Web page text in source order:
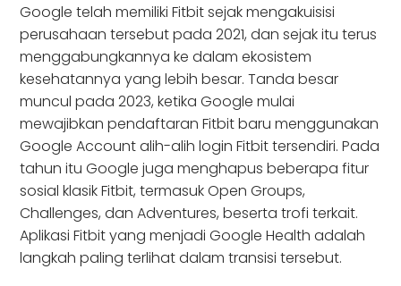
Google telah memiliki Fitbit sejak mengakuisisi
perusahaan tersebut pada 2021, dan sejak itu terus
menggabungkannya ke dalam ekosistem
kesehatannya yang lebih besar. Tanda besar
muncul pada 2023, ketika Google mulai
mewajibkan pendaftaran Fitbit baru menggunakan
Google Account alih-alih login Fitbit tersendiri. Pada
tahun itu Google juga menghapus beberapa fitur
sosial klasik Fitbit, termasuk Open Groups,
Challenges, dan Adventures, beserta trofi terkait.
Aplikasi Fitbit yang menjadi Google Health adalah
langkah paling terlihat dalam transisi tersebut.